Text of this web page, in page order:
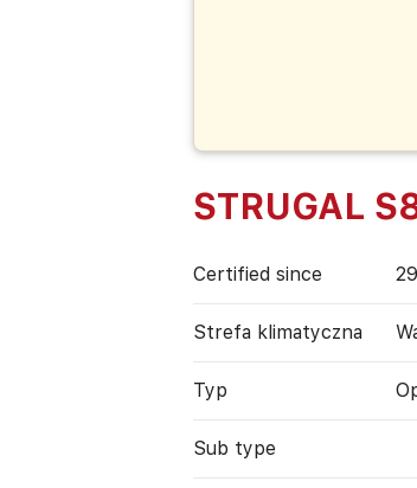
STRUGAL
Certified since
Strefa klimatyczna
Typ
Sub type